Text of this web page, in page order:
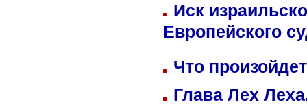
Иск
Европейского
Что
Глава Лех